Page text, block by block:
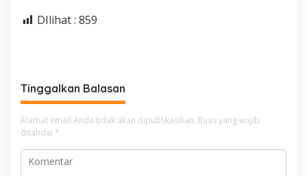
DIlihat : 859
Tinggalkan Balasan
Alamat email Anda tidak akan dipublikasikan. Ruas yang wajib
ditandai *